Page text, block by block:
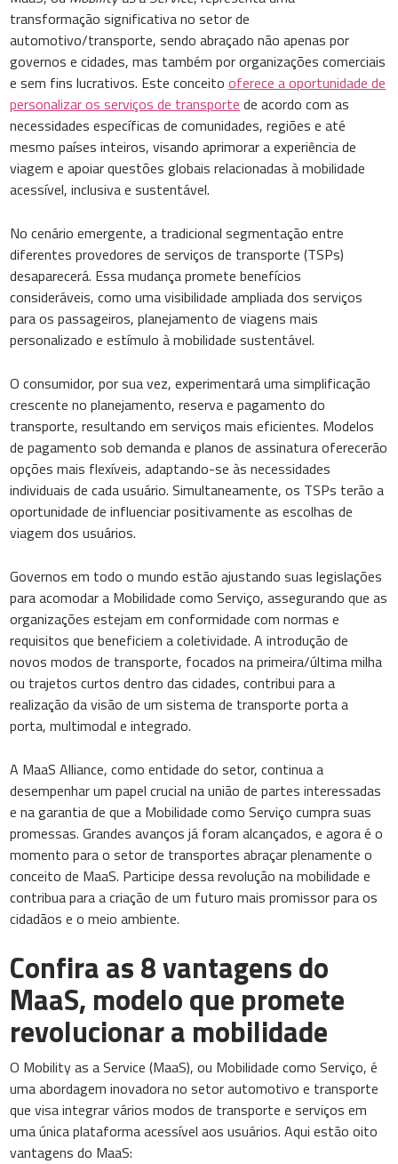
transformação significativa no setor de
automotivo/transporte, sendo abraçado não apenas por
governos e cidades, mas também por organizações comerciais
e sem fins lucrativos. Este conceitooferece a oportunidade de
personalizar os serviços de transporte de acordo com as
necessidades específicas de comunidades, regiões e até
mesmo países inteiros, visando aprimorar a experiência de
viagem e apoiar questões globais relacionadas à mobilidade
acessível, inclusiva e sustentável.
No cenário emergente, a tradicional segmentação entre
diferentes provedores de serviços de transporte (TSPs)
desaparecerá. Essa mudança promete benefícios
consideráveis, como uma visibilidade ampliada dos serviços
para os passageiros, planejamento de viagens mais
personalizado e estímulo à mobilidade sustentável.
O consumidor, por sua vez, experimentará uma simplificação
crescente no planejamento, reserva e pagamento do
transporte, resultando em serviços mais eficientes. Modelos
de pagamento sob demanda e planos de assinatura oferecerão
opções mais flexíveis, adaptando-se às necessidades
individuais de cada usuário. Simultaneamente, os TSPs terão a
oportunidade de influenciar positivamente as escolhas de
viagem dos usuários.
Governos em todo o mundo estão ajustando suas legislações
para acomodar a Mobilidade como Serviço, assegurando que as
organizações estejam em conformidade com normas e
requisitos que beneficiem a coletividade. A introdução de
novos modos de transporte, focados na primeira/última milha
ou trajetos curtos dentro das cidades, contribui para a
realização da visão de um sistema de transporte porta a
porta, multimodal e integrado.
A MaaS Alliance, como entidade do setor, continua a
desempenhar um papel crucial na união de partes interessadas
e na garantia de que a Mobilidade como Serviço cumpra suas
promessas. Grandes avanços já foram alcançados, e agora é o
momento para o setor de transportes abraçar plenamente o
conceito de MaaS. Participe dessa revolução na mobilidade e
contribua para a criação de um futuro mais promissor para os
cidadãos e o meio ambiente.
Confira as 8 vantagens do
MaaS, modelo que promete
revolucionar a mobilidade
O Mobility as a Service (MaaS), ou Mobilidade como Serviço, é
uma abordagem inovadora no setor automotivo e transporte
que visa integrar vários modos de transporte e serviços em
uma única plataforma acessível aos usuários. Aqui estão oito
vantagens do MaaS: